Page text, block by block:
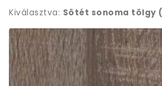
Kiválasztva: Sötét sonoma tölgy